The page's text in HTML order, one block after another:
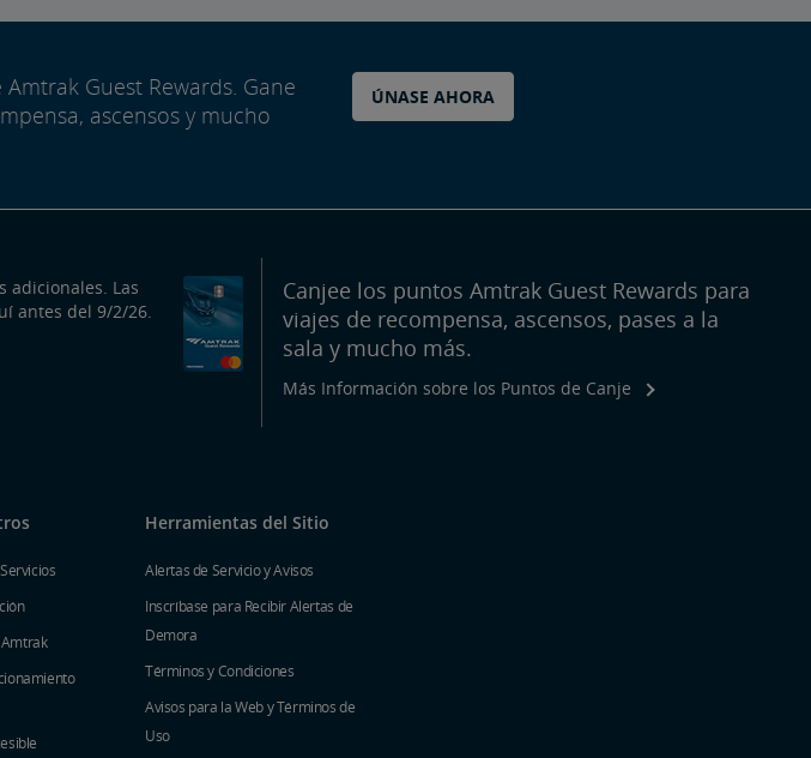
Guest Rewards. Gane
ascensos y mucho
ÚNASE AHORA
adicionales. Las
antes del 9/2/26.
Canjee los puntos Amtrak Guest Rewards para
viajes de recompensa, ascensos, pases a la
sala y mucho más.
Más Información sobre los Puntos de Canje
Herramientas del Sitio
Alertas de Servicio y Avisos
Inscríbase para Recibir Alertas de
Demora
Términos y Condiciones
Avisos para la Web y Términos de
Uso